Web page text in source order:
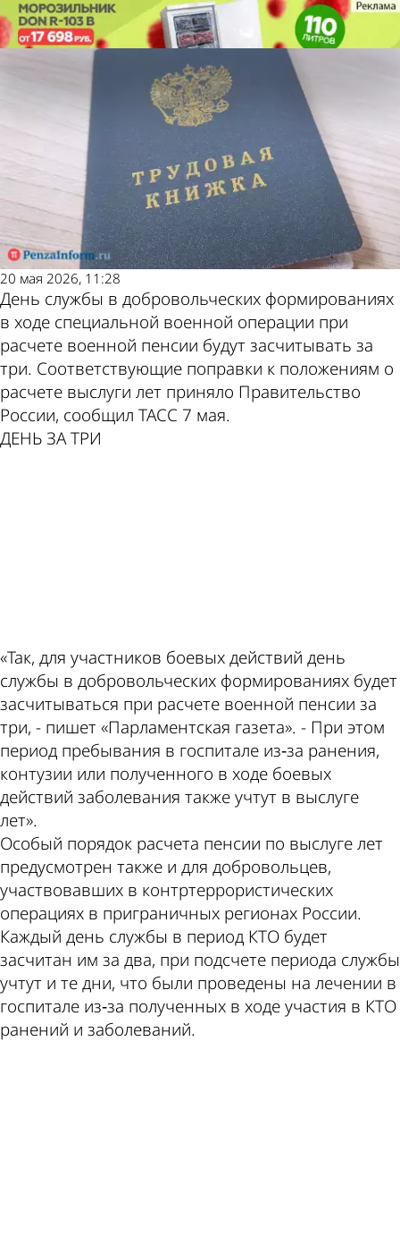
Как участие в СВО засчитывается
в стаж
Молодой
ленинец
20 мая 2026, 11:28
День службы в добровольческих формированиях
в ходе специальной военной операции при
расчете военной пенсии будут засчитывать за
три. Соответствующие поправки к положениям о
расчете выслуги лет приняло Правительство
России, сообщил ТАСС 7 мая.
ДЕНЬ ЗА ТРИ
«Так, для участников боевых действий день
службы в добровольческих формированиях будет
засчитываться при расчете военной пенсии за
три, - пишет «Парламентская газета». - При этом
период пребывания в госпитале из‑за ранения,
контузии или полученного в ходе боевых
действий заболевания также учтут в выслуге
лет».
Особый порядок расчета пенсии по выслуге лет
предусмотрен также и для добровольцев,
участвовавших в контртеррористических
операциях в приграничных регионах России.
Каждый день службы в период КТО будет
засчитан им за два, при подсчете периода службы
учтут и те дни, что были проведены на лечении в
госпитале из‑за полученных в ходе участия в КТО
ранений и заболеваний.
Как участие в СВО засчитывается
в стаж
Молодой
ленинец
Также
пресса
пишет
по этой
Погода
и курсы
валют в
Пензе